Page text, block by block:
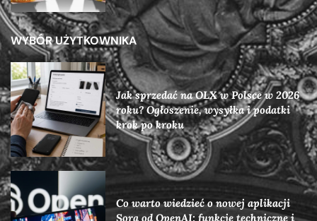
WYBÓR UŻYTKOWNIKA
Jak sprzedać na OLX w Polsce w 2026
roku? Ogłoszenie, wysyłka i podatki
krok po kroku
Co warto wiedzieć o nowej aplikacji
Sora od OpenAI: funkcje techniczne i